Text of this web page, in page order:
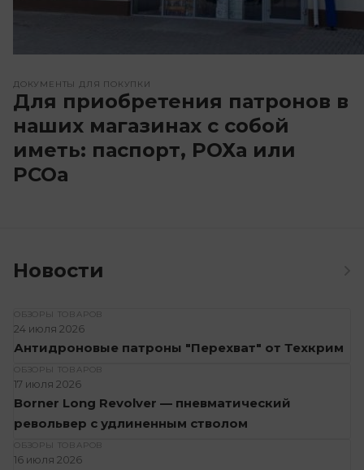
ДОКУМЕНТЫ ДЛЯ ПОКУПКИ
Для приобретения патронов в
наших магазинах с собой
иметь: паспорт, РОХа или
РСОа
Новости
ОБЗОРЫ ТОВАРОВ
24 июля 2026
Антидроновые патроны "Перехват" от Техкрим
ОБЗОРЫ ТОВАРОВ
17 июля 2026
Borner Long Revolver — пневматический
револьвер с удлиненным стволом
ОБЗОРЫ ТОВАРОВ
16 июля 2026